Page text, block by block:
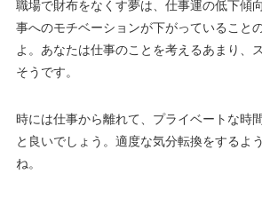
職場で財布をなくす夢は、仕事運の低下傾
事へのモチベーションが下がっていること
よ。あなたは仕事のことを考えるあまり、
そうです。
時には仕事から離れて、プライベートな時
と良いでしょう。適度な気分転換をするよ
ね。